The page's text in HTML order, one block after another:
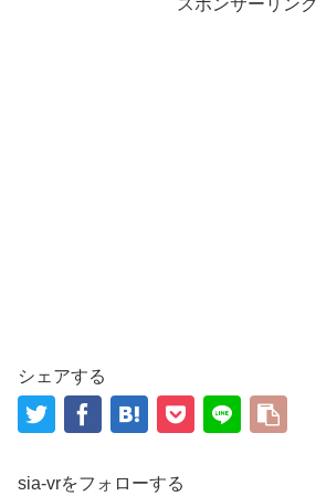
スポンサーリンク
シェアする
sia-vrをフォローする